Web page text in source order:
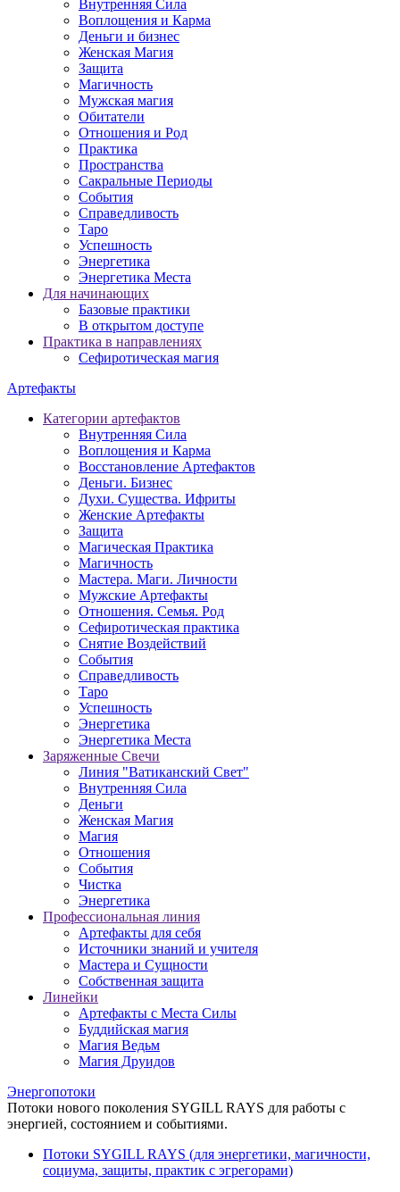
Внутренняя Сила
Воплощения и Карма
Деньги и бизнес
Женская Магия
Защита
Магичность
Мужская магия
Обитатели
Отношения и Род
Практика
Пространства
Сакральные Периоды
События
Справедливость
Таро
Успешность
Энергетика
Энергетика Места
Для начинающих
Базовые практики
В открытом доступе
Практика в направлениях
Сефиротическая магия
Артефакты
Категории артефактов
Внутренняя Сила
Воплощения и Карма
Восстановление Артефактов
Деньги. Бизнес
Духи. Существа. Ифриты
Женские Артефакты
Защита
Магическая Практика
Магичность
Мастера. Маги. Личности
Мужские Артефакты
Отношения. Семья. Род
Сефиротическая практика
Снятие Воздействий
События
Справедливость
Таро
Успешность
Энергетика
Энергетика Места
Заряженные Свечи
Линия "Ватиканский Свет"
Внутренняя Сила
Деньги
Женская Магия
Магия
Отношения
События
Чистка
Энергетика
Профессиональная линия
Артефакты для себя
Источники знаний и учителя
Мастера и Сущности
Собственная защита
Линейки
Артефакты с Места Силы
Буддийская магия
Магия Ведьм
Магия Друидов
Энергопотоки
Потоки нового поколения SYGILL RAYS для работы с
энергией, состоянием и событиями.
Потоки SYGILL RAYS (для энергетики, магичности,
социума, защиты, практик с эгрегорами)